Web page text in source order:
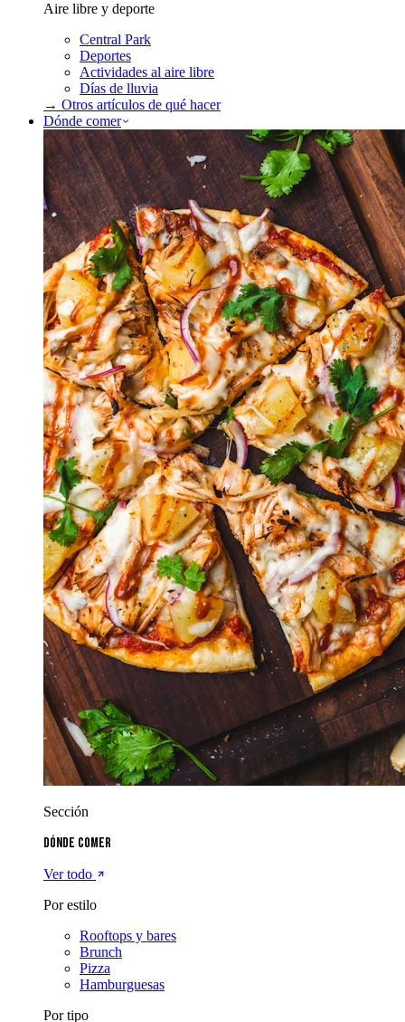
Aire libre y deporte
Central Park
Deportes
Actividades al aire libre
Días de lluvia
→ Otros artículos de qué hacer
Dónde comer
Sección
Dónde comer
Ver todo
Por estilo
Rooftops y bares
Brunch
Pizza
Hamburguesas
Por tipo